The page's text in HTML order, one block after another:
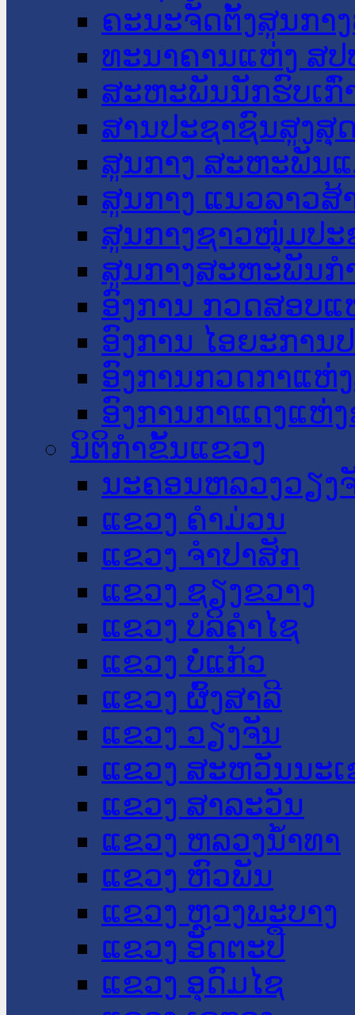
ຄະນະຈັດຕັ້ງສູນກາ
ທະນາຄານແຫ່ງ ສປ
ສະຫະພັນນັກຮົບເກົ່
ສານປະຊາຊົນສູງສຸ
ສູນກາງ ສະຫະພັນ
ສູນກາງ ແນວລາວສ້
ສູນກາງຊາວໜຸ່ມປະ
ສູນກາງສະຫະພັນກ
ອົງການ ກວດສອບແ
ອົງການ ໄອຍະການ
ອົງການກວດກາແຫ່
ອົງການກາແດງແຫ່
ນິຕິກໍາຂັ້ນແຂວງ
ນະ​ຄອນ​ຫລວງວຽງ
ແຂວງ ຄໍາມ່ວນ
ແຂວງ ຈໍາປາສັກ
ແຂວງ ຊຽງຂວາງ
ແຂວງ ບໍລິຄໍາໄຊ
ແຂວງ ບໍ່ແກ້ວ
ແຂວງ ຜົ້ງສາລີ
ແຂວງ ວຽງຈັນ
ແຂວງ ສະຫວັນນະ
ແຂວງ ສາລະວັນ
ແຂວງ ຫລວງນໍ້າທາ
ແຂວງ ຫົວພັນ
ແຂວງ ຫຼວງພະບາງ
ແຂວງ ອັດຕະປື
ແຂວງ ອຸດົມໄຊ